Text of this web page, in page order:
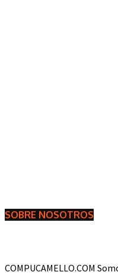
SOBRE NOSOTROS
COMPUCAMELLO.COM